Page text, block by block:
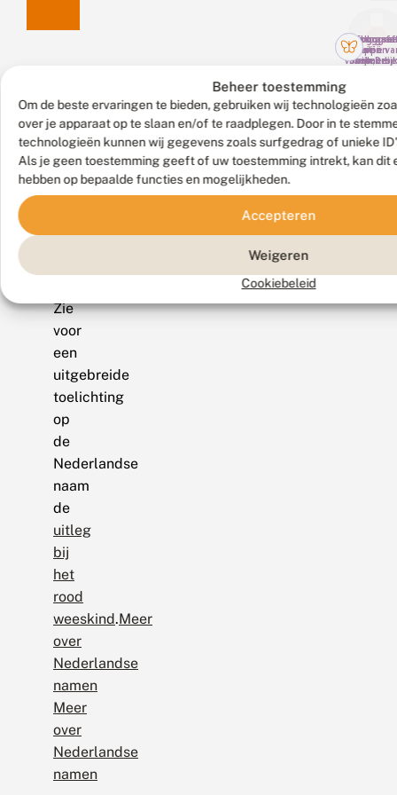
Beheer toestemming
Om de beste ervaringen te bieden, gebruiken wij technologieën
over je apparaat op te slaan en/of te raadplegen. Door in te
technologieën kunnen wij gegevens zoals surfgedrag of unieke
Als je geen toestemming geeft of uw toestemming intrekt, kan dit
hebben op bepaalde functies en mogelijkheden.
Accepteren
Weigeren
Cookiebeleid
Meer
over
de
naam
Zie
voor
een
uitgebreide
toelichting
op
de
Nederlandse
naam
de
uitleg
bij
het
rood
weeskind.Meer
over
Nederlandse
namen
Meer
over
Nederlandse
namen
Jurriën
van
Gert
Gelmers,
Fotograaf:
Jurriën
Deijk,
2023
Fotograaf:
Philippe
2016